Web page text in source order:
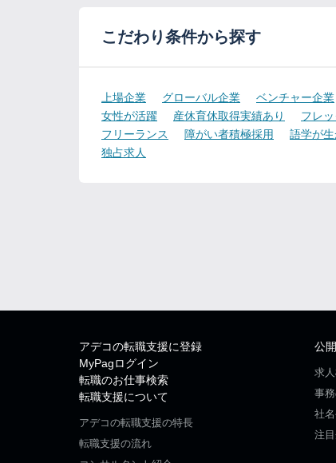
こだわり条件から探す
上場企業 グローバル企業 ベンチャー企業
女性が活躍
産休育休取得実績あり フレ
フリーランス
障がい者積極採用 語学が
独占求人
アデコの転職支援に登録
MyPagログイン
転職のお仕事検索
転職支援について
アデコの転職支援の特長
転職支援の流れ
公
求
事
社
注